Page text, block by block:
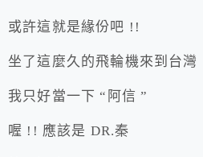
或許這就是緣份吧 !!
坐了這麼久的飛輪機來到台灣
我只好當一下 “阿信 ”
喔 !! 應該是 DR.秦